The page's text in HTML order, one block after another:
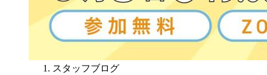
スタッフブログ